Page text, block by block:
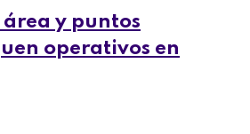
y puntos
operativos en